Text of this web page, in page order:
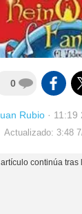
0
Rubio · 11:19
Actualizado: 3:48